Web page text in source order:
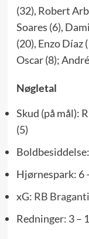
(32), Robert
Soares (6),
(20), Enzo Díaz
Oscar (8);
Nøgletal
Skud (på mål):
(5)
Hjørnespark: 6
xG: RB
Redninger: 3 – 1